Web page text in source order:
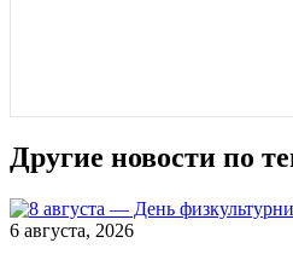
Другие новости по
6 августа, 2026